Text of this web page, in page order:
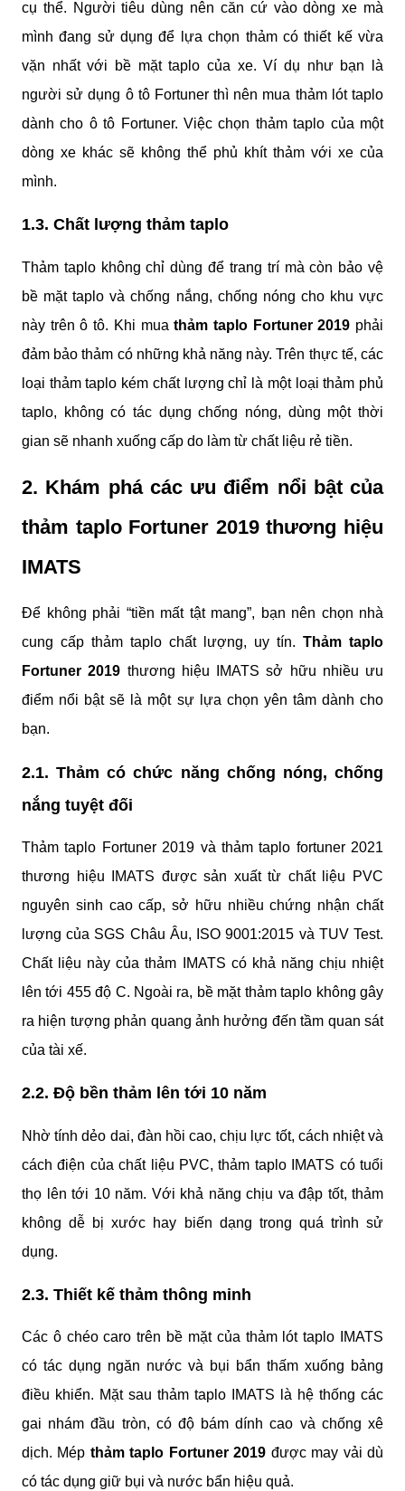
cụ thể. Người tiêu dùng nên căn cứ vào dòng xe mà
mình đang sử dụng để lựa chọn thảm có thiết kế vừa
vặn nhất với bề mặt taplo của xe. Ví dụ như bạn là
người sử dụng ô tô Fortuner thì nên mua thảm lót taplo
dành cho ô tô Fortuner. Việc chọn thảm taplo của một
dòng xe khác sẽ không thể phủ khít thảm với xe của
mình.
1.3. Chất lượng thảm taplo
Thảm taplo không chỉ dùng để trang trí mà còn bảo vệ
bề mặt taplo và chống nắng, chống nóng cho khu vực
này trên ô tô. Khi mua thảm taplo Fortuner 2019 phải
đảm bảo thảm có những khả năng này. Trên thực tế, các
loại thảm taplo kém chất lượng chỉ là một loại thảm phủ
taplo, không có tác dụng chống nóng, dùng một thời
gian sẽ nhanh xuống cấp do làm từ chất liệu rẻ tiền.
2. Khám phá các ưu điểm nổi bật của
thảm taplo Fortuner 2019 thương hiệu
IMATS
Để không phải “tiền mất tật mang”, bạn nên chọn nhà
cung cấp thảm taplo chất lượng, uy tín. Thảm taplo
Fortuner 2019 thương hiệu IMATS sở hữu nhiều ưu
điểm nổi bật sẽ là một sự lựa chọn yên tâm dành cho
bạn.
2.1. Thảm có chức năng chống nóng, chống
nắng tuyệt đối
Thảm taplo Fortuner 2019 và thảm taplo fortuner 2021
thương hiệu IMATS được sản xuất từ chất liệu PVC
nguyên sinh cao cấp, sở hữu nhiều chứng nhận chất
lượng của SGS Châu Âu, ISO 9001:2015 và TUV Test.
Chất liệu này của thảm IMATS có khả năng chịu nhiệt
lên tới 455 độ C. Ngoài ra, bề mặt thảm taplo không gây
ra hiện tượng phản quang ảnh hưởng đến tầm quan sát
của tài xế.
2.2. Độ bền thảm lên tới 10 năm
Nhờ tính dẻo dai, đàn hồi cao, chịu lực tốt, cách nhiệt và
cách điện của chất liệu PVC, thảm taplo IMATS có tuổi
thọ lên tới 10 năm. Với khả năng chịu va đập tốt, thảm
không dễ bị xước hay biến dạng trong quá trình sử
dụng.
2.3. Thiết kế thảm thông minh
Các ô chéo caro trên bề mặt của thảm lót taplo IMATS
có tác dụng ngăn nước và bụi bẩn thấm xuống bảng
điều khiển. Mặt sau thảm taplo IMATS là hệ thống các
gai nhám đầu tròn, có độ bám dính cao và chống xê
dịch. Mép thảm taplo Fortuner 2019 được may vải dù
có tác dụng giữ bụi và nước bẩn hiệu quả.